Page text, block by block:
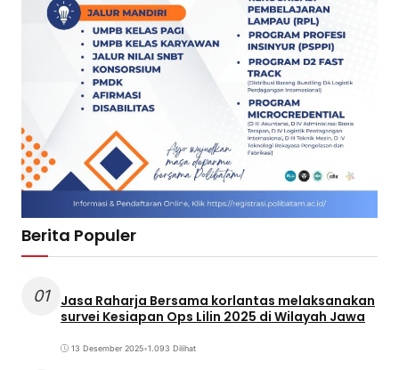
Berita Populer
01
Jasa Raharja Bersama korlantas melaksanakan
survei Kesiapan Ops Lilin 2025 di Wilayah Jawa
13 Desember 2025•1.093 Dilihat